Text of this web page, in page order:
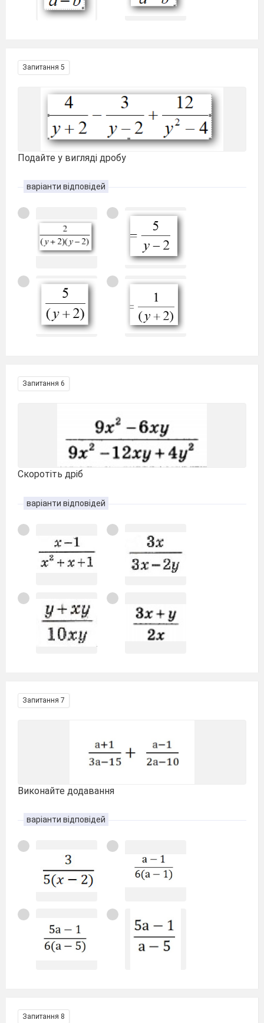
Запитання 5
Подайте у вигляді дробу
варіанти відповідей
Запитання 6
Скоротіть дріб
варіанти відповідей
Запитання 7
Виконайте додавання
варіанти відповідей
Запитання 8